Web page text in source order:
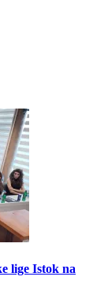
lige Istok na